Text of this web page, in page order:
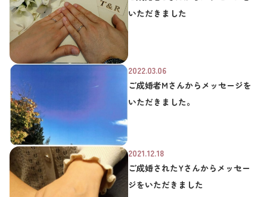
いただきました
2022.03.06
ご成婚者Mさんからメッセージを
いただきました。
2021.12.18
ご成婚されたYさんからメッセー
ジをいただきました